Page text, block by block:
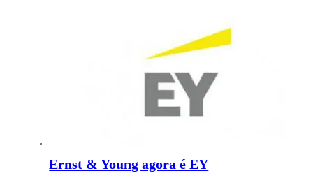
Ernst & Young agora é EY